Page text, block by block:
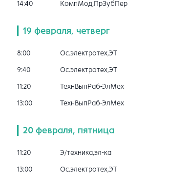
14:40 КомпМод,ПрЗубПер
19 февраля, четверг
8:00 Ос.электротех,ЭТ
9:40 Ос.электротех,ЭТ
11:20 ТехнВыпРаб-ЭлМех
13:00 ТехнВыпРаб-ЭлМех
20 февраля, пятница
11:20 Э/техника,эл-ка
13:00 Ос.электротех,ЭТ